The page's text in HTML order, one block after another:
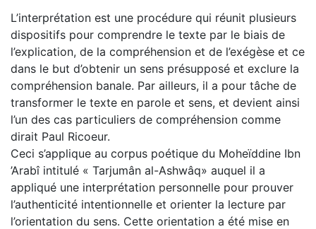
L’interprétation est une procédure qui réunit plusieurs
dispositifs pour comprendre le texte par le biais de
l’explication, de la compréhension et de l’exégèse et ce
dans le but d’obtenir un sens présupposé et exclure la
compréhension banale. Par ailleurs, il a pour tâche de
transformer le texte en parole et sens, et devient ainsi
l’un des cas particuliers de compréhension comme
dirait Paul Ricoeur.
Ceci s’applique au corpus poétique du Moheïddine Ibn
’Arabî intitulé « Tarjumân al-Ashwâq» auquel il a
appliqué une interprétation personnelle pour prouver
l’authenticité intentionnelle et orienter la lecture par
l’orientation du sens. Cette orientation a été mise en